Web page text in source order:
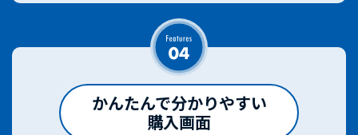
かんたんで分かりやすい
購入画面